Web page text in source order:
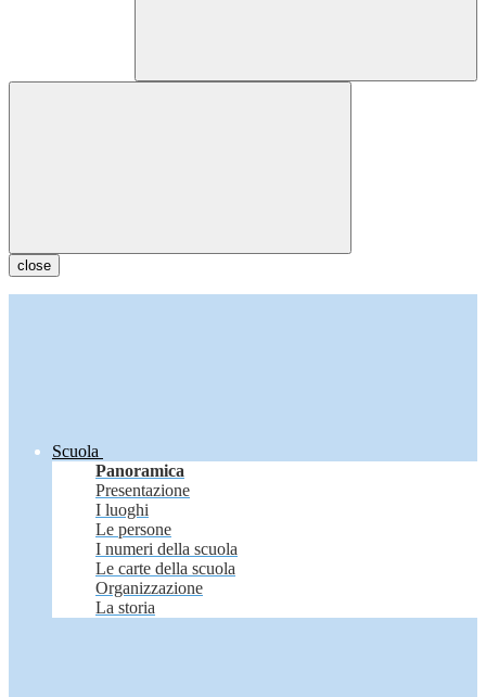
close
Scuola
Panoramica
Presentazione
I luoghi
Le persone
I numeri della scuola
Le carte della scuola
Organizzazione
La storia